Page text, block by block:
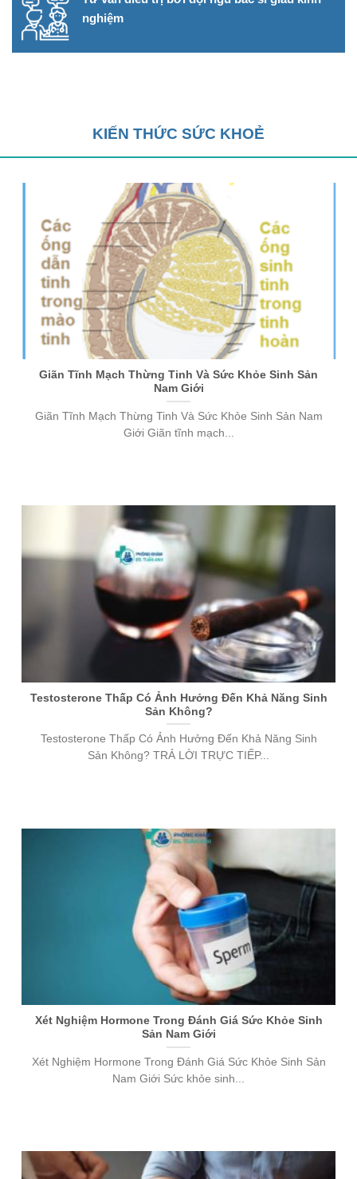
nghiệm
KIẾN THỨC SỨC KHOẺ
Giãn Tĩnh Mạch Thừng Tinh Và Sức Khỏe Sinh Sản
Nam Giới
Giãn Tĩnh Mạch Thừng Tinh Và Sức Khỏe Sinh Sản Nam
Giới Giãn tĩnh mạch...
Testosterone Thấp Có Ảnh Hưởng Đến Khả Năng Sinh
Sản Không?
Testosterone Thấp Có Ảnh Hưởng Đến Khả Năng Sinh
Sản Không? TRẢ LỜI TRỰC TIẾP...
Xét Nghiệm Hormone Trong Đánh Giá Sức Khỏe Sinh
Sản Nam Giới
Xét Nghiệm Hormone Trong Đánh Giá Sức Khỏe Sinh Sản
Nam Giới Sức khỏe sinh...